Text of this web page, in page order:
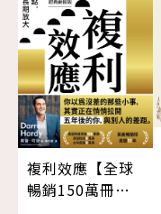
複利效應【全球
暢銷150萬冊・